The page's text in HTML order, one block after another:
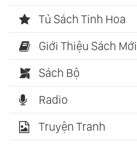
Tủ Sách Tinh Hoa
Giới Thiệu Sách Mới
Sách Bộ
Radio
Truyện Tranh